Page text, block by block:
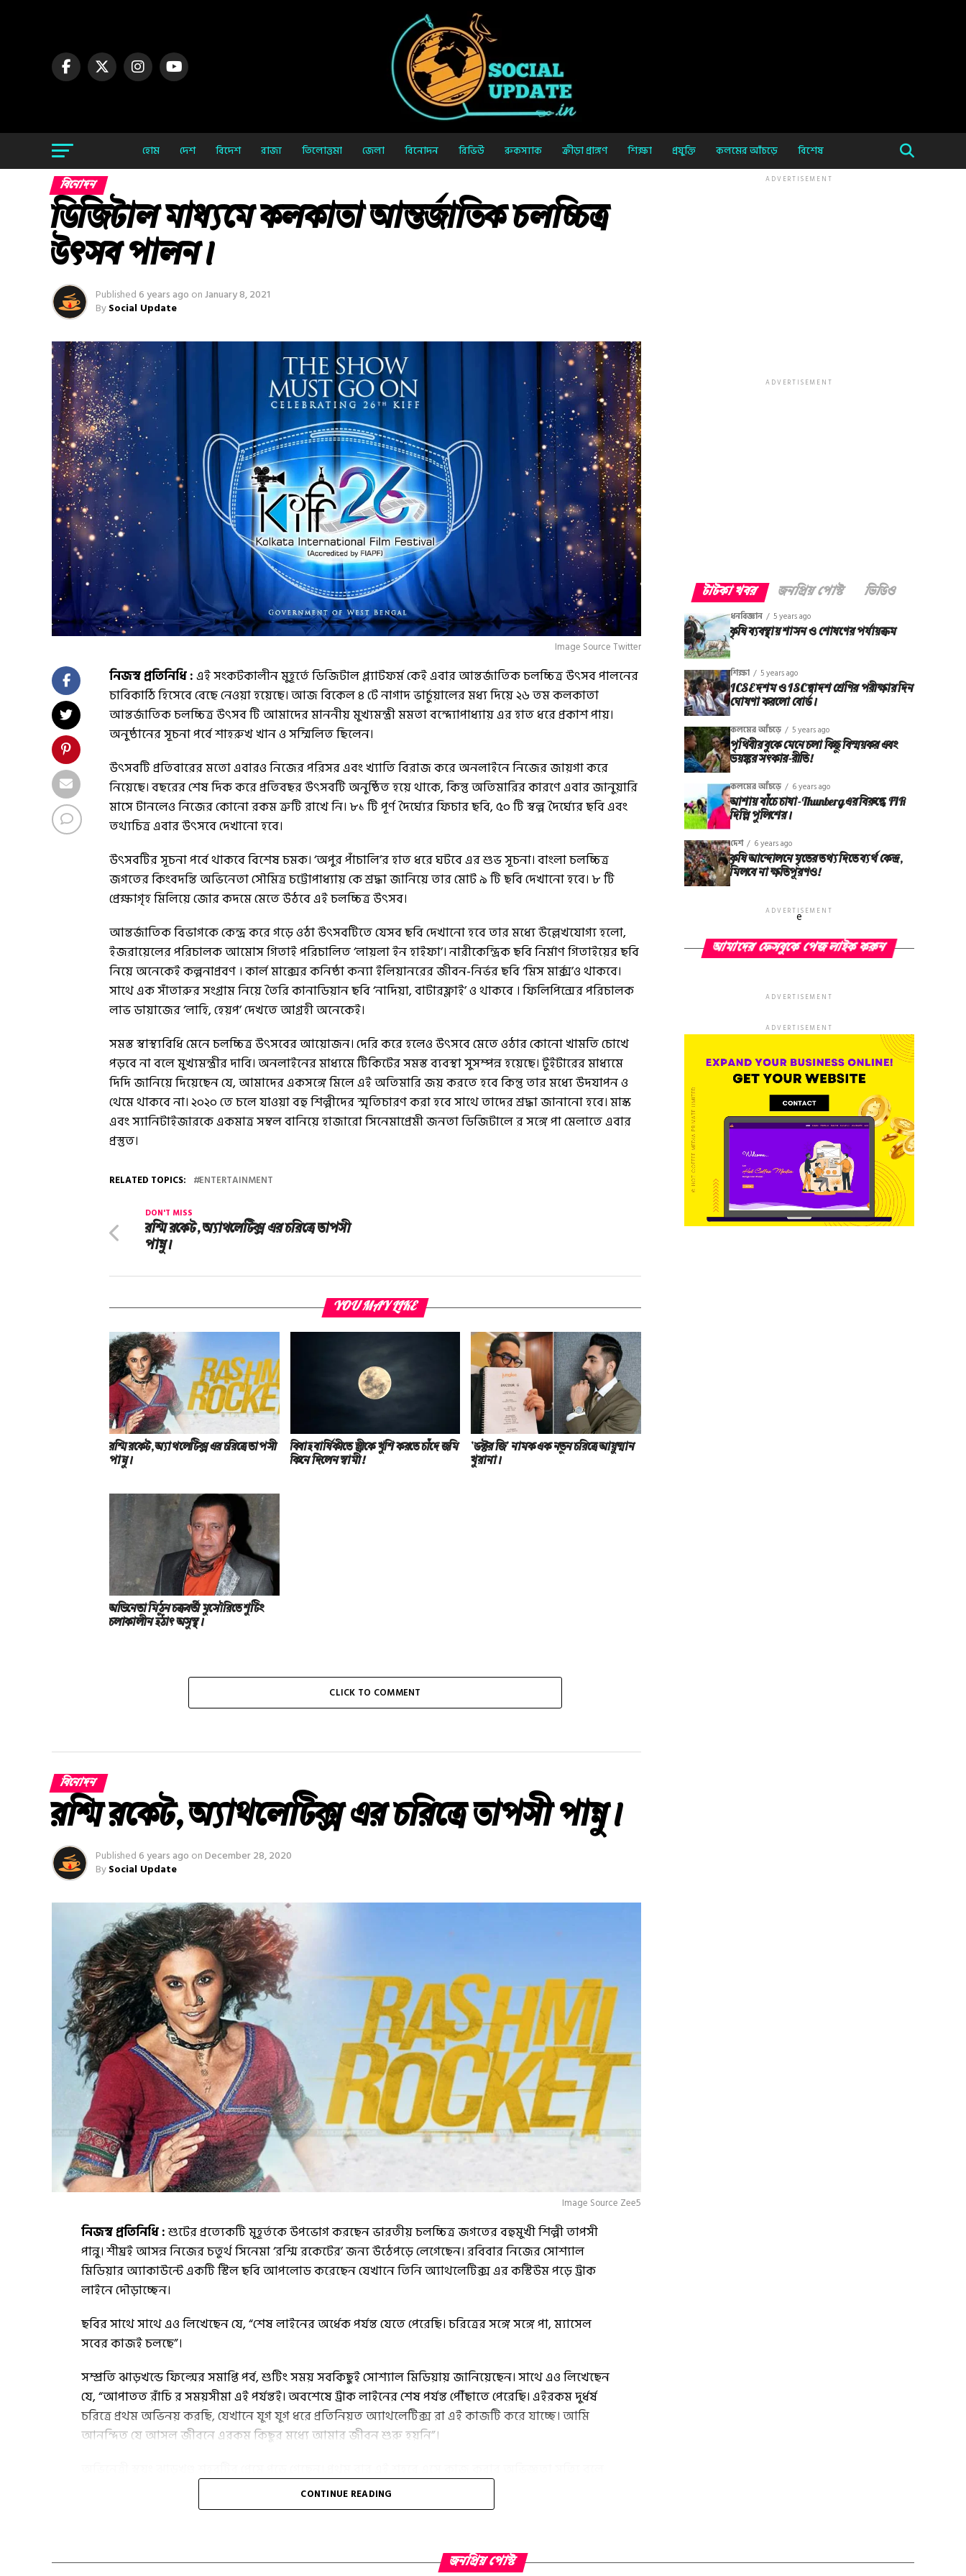
হোম দেশ বিদেশ রাজ্য তিলোত্তমা জেলা বিনোদন রিভিউ রুকস্যাক ক্রীড়া প্রাঙ্গণ শিক্ষা প্রযুক্তি কলমের আঁচড়ে বিশেষ
বিনোদন
ডিজিটাল মাধ্যমে কলকাতা আন্তর্জাতিক চলচ্চিত্র
উৎসব পালন।
Published6 years ago onJanuary 8, 2021
BySocial Update
Image Source Twitter
নিজস্ব প্রতিনিধি :এই সংকটকালীন মুহূর্তে ডিজিটাল প্ল্যাটফর্ম কেই এবার আন্তর্জাতিক চলচ্চিত্র উৎসব পালনের
চাবিকাঠি হিসেবে বেছে নেওয়া হয়েছে। আজ বিকেল ৪ টে নাগাদ ভার্চুয়ালের মধ্য দিয়ে ২৬ তম কলকাতা
আন্তর্জাতিক চলচ্চিত্র উৎসব টি আমাদের মাননীয় মুখ্যমন্ত্রী মমতা বন্দ্যোপাধ্যায় এর হাত ধরে প্রকাশ পায়।
অনুষ্ঠানের সূচনা পর্বে শাহরুখ খান ও সম্মিলিত ছিলেন।
উৎসবটি প্রতিবারের মতো এবারও নিজের পরিসর এবং খ্যাতি বিরাজ করে অনলাইনে নিজের জায়গা করে
নিয়েছে। বছরের শেষ দিক করে প্রতিবছর উৎসবটি অনুষ্ঠিত হয়ে থাকে, কিন্তু অতিমারির কারণে এবার জানুয়ারি
মাসে টানলেও নিজের কোনো রকম ত্রুটি রাখে নি। ৮১ টি পূর্ণ দৈর্ঘ্যের ফিচার ছবি, ৫০ টি স্বল্প দৈর্ঘ্যের ছবি এবং
তথ্যচিত্র এবার উৎসবে দেখানো হবে।
উৎসবটির সূচনা পর্বে থাকবে বিশেষ চমক। ‘অপুর পাঁচালি’র হাত ধরে ঘটবে এর শুভ সূচনা। বাংলা চলচ্চিত্র
জগতের কিংবদন্তি অভিনেতা সৌমিত্র চট্টোপাধ্যায় কে শ্রদ্ধা জানিয়ে তার মোট ৯ টি ছবি দেখানো হবে। ৮ টি
প্রেক্ষাগৃহ মিলিয়ে জোর কদমে মেতে উঠবে এই চলচ্চিত্র উৎসব।
আন্তর্জাতিক বিভাগকে কেন্দ্র করে গড়ে ওঠা উৎসবটিতে যেসব ছবি দেখানো হবে তার মধ্যে উল্লেখযোগ্য হলো,
ইজরায়েলের পরিচালক আমোস গিতাই পরিচালিত ‘লায়লা ইন হাইফা’। নারীকেন্দ্রিক ছবি নির্মাণ গিতাইয়ের ছবি
নিয়ে অনেকেই কল্পনাপ্রবণ । কার্ল মাক্সের কনিষ্ঠা কন্যা ইলিয়ানরের জীবন-নির্ভর ছবি ‘মিস মার্ক্স’ও থাকবে।
সাথে এক সাঁতারুর সংগ্রাম নিয়ে তৈরি কানাডিয়ান ছবি ‘নাদিয়া, বাটারফ্লাই’ ও থাকবে । ফিলিপিন্সের পরিচালক
লাভ ডায়াজের ‘লাহি, হেয়প’ দেখতে আগ্রহী অনেকেই।
সমস্ত স্বাস্থ্যবিধি মেনে চলচ্চিত্র উৎসবের আয়োজন। দেরি করে হলেও উৎসবে মেতে ওঠার কোনো খামতি চোখে
পড়বে না বলে মুখ্যমন্ত্রীর দাবি। অনলাইনের মাধ্যমে টিকিটের সমস্ত ব্যবস্থা সুসম্পন্ন হয়েছে। টুইটারের মাধ্যমে
দিদি জানিয়ে দিয়েছেন যে, আমাদের একসঙ্গে মিলে এই অতিমারি জয় করতে হবে কিন্তু তার মধ্যে উদযাপন ও
থেমে থাকবে না। ২০২০ তে চলে যাওয়া বহু শিল্পীদের স্মৃতিচারণ করা হবে সাথে তাদের শ্রদ্ধা জানানো হবে। মাস্ক
এবং স্যানিটাইজারকে একমাত্র সম্বল বানিয়ে হাজারো সিনেমাপ্রেমী জনতা ডিজিটালে র সঙ্গে পা মেলাতে এবার
প্রস্তুত।
RELATED TOPICS: ENTERTAINMENT
DON'T MISS
রশ্মি রকেট, অ্যাথলেটিক্স এর চরিত্রে তাপসী
পান্নু।
YOU MAY LIKE
রশ্মি রকেট, অ্যাথলেটিক্স এর চরিত্রে তাপসী
পান্নু।
বিবাহ বার্ষিকীতে স্ত্রীকে খুশি করতে চাঁদে জমি
কিনে দিলেন স্বামী!
‘ডক্টর জি’ নামক এক নতুন চরিত্রে আয়ুষ্মান
খুরানা।
অভিনেতা মিঠুন চক্রবর্তী মুসৌরিতে শুটিং
চলাকালীন হঠাৎ অসুস্থ।
CLICK TO COMMENT
বিনোদন
রশ্মি রকেট, অ্যাথলেটিক্স এর চরিত্রে তাপসী পান্নু।
Published6 years ago onDecember 28, 2020
BySocial Update
Image Source Zee5
নিজস্ব প্রতিনিধি :শুটের প্রত্যেকটি মুহূর্তকে উপভোগ করছেন ভারতীয় চলচ্চিত্র জগতের বহুমুখী শিল্পী তাপসী
পান্নু। শীঘ্রই আসন্ন নিজের চতুর্থ সিনেমা ‘রশ্মি রকেটের’ জন্য উঠেপড়ে লেগেছেন। রবিবার নিজের সোশ্যাল
মিডিয়ার অ্যাকাউন্টে একটি স্টিল ছবি আপলোড করেছেন যেখানে তিনি অ্যাথলেটিক্স এর কস্টিউম পড়ে ট্রাক
লাইনে দৌড়াচ্ছেন।
ছবির সাথে সাথে এও লিখেছেন যে, “শেষ লাইনের অর্ধেক পর্যন্ত যেতে পেরেছি। চরিত্রের সঙ্গে সঙ্গে পা, ম্যাসেল
সবের কাজই চলছে”।
সম্প্রতি ঝাড়খন্ডে ফিল্মের সমাপ্তি পর্ব, শুটিং সময় সবকিছুই সোশ্যাল মিডিয়ায় জানিয়েছেন। সাথে এও লিখেছেন
যে, “আপাতত রাঁচি র সময়সীমা এই পর্যন্তই। অবশেষে ট্রাক লাইনের শেষ পর্যন্ত পৌঁছাতে পেরেছি। এইরকম দুর্ধর্ষ
চরিত্রে প্রথম অভিনয় করছি, যেখানে যুগ যুগ ধরে প্রতিনিয়ত অ্যাথলেটিক্স রা এই কাজটি করে যাচ্ছে। আমি
আনন্দিত যে আসল জীবনে এরকম কিছুর মধ্যে আমার জীবন শুরু হয়নি”।
ব্যক্ত করতে পারছেন না তিনি। শেষে তিনি সুস্বাদু লিট্টি- চোখার প্রশংসা করতেও ভোলেন নি।
একাগ্রতার সঙ্গে খেলাধুলা এবং খেলাধুলার সঙ্গে জড়িয়ে থাকা খেলোয়াড়দের বিকাশে সহায়তা করবো। সঙ্গে
CONTINUE READING
ADVERTISEMENT
ADVERTISEMENT
টাটকা খবর জনপ্রিয় পোস্ট ভিডিও
ধনবিজ্ঞান 5 years ago
কৃষি ব্যবস্থায় শাসন ও শোষণের পর্যায়ক্রম
শিক্ষা 5 years ago
ICSE দশম ও ISC দ্বাদশ শ্রেণির পরীক্ষার দিন
ঘোষণা করলো বোর্ড।
কলমের আঁচড়ে 5 years ago
পৃথিবীর বুকে মেনে চলা কিছু বিস্ময়কর এবং
ভয়ঙ্কর সত্‍কার-রীতি!
কলমের আঁচড়ে 6 years ago
আশায় বাঁচে চাষা-Thunberg এর বিরুদ্ধে FIR
দিল্লি পুলিশের।
দেশ 6 years ago
কৃষি আন্দোলনে মৃতের তথ‌্য দিতে ব্যর্থ কেন্দ্র,
মিলবে না ক্ষতিপূরণও!
ADVERTISEMENT
e
আমাদের ফেসবুকে পেজ লাইক করুন
ADVERTISEMENT
ADVERTISEMENT
জনপ্রিয় পোস্ট